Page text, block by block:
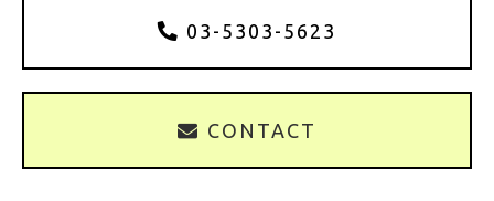
03-5303-5623
CONTACT